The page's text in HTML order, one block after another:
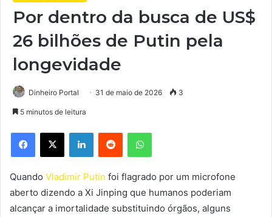
Por dentro da busca de US$
26 bilhões de Putin pela
longevidade
Dinheiro Portal 31 de maio de 2026 3
5 minutos de leitura
Facebook
X LinkedinReddit WhatsApp
Quando Vladimir Putin foi flagrado por um microfone
aberto dizendo a Xi Jinping que humanos poderiam
alcançar a imortalidade substituindo órgãos, alguns